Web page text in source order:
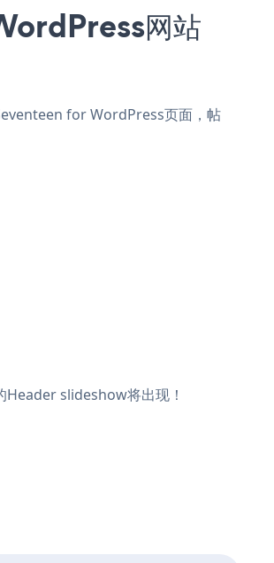
网站
for WordPress页面，帖
slideshow将出现！